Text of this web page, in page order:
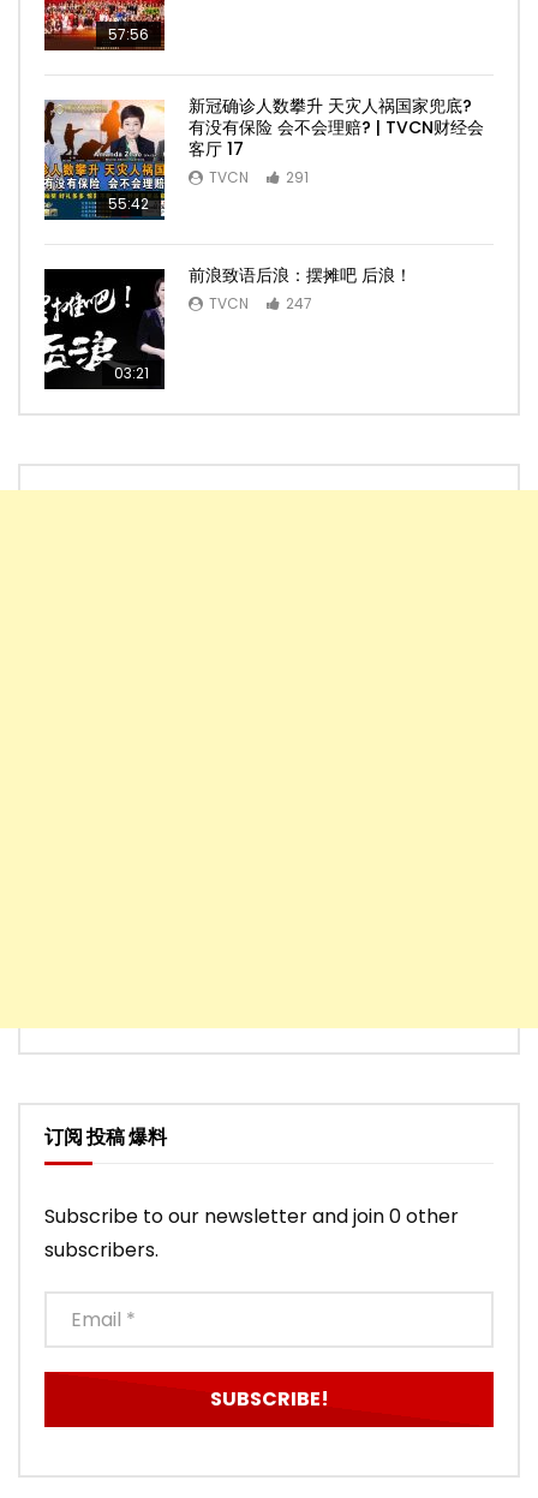
57:56
55:42
新冠确诊人数攀升 天灾人祸国家兜底?
有没有保险 会不会理赔? | TVCN财经会
客厅 17
TVCN 291
03:21
前浪致语后浪：摆摊吧 后浪！
TVCN 247
订阅 投稿 爆料
Subscribe to our newsletter and join 0 other
subscribers.